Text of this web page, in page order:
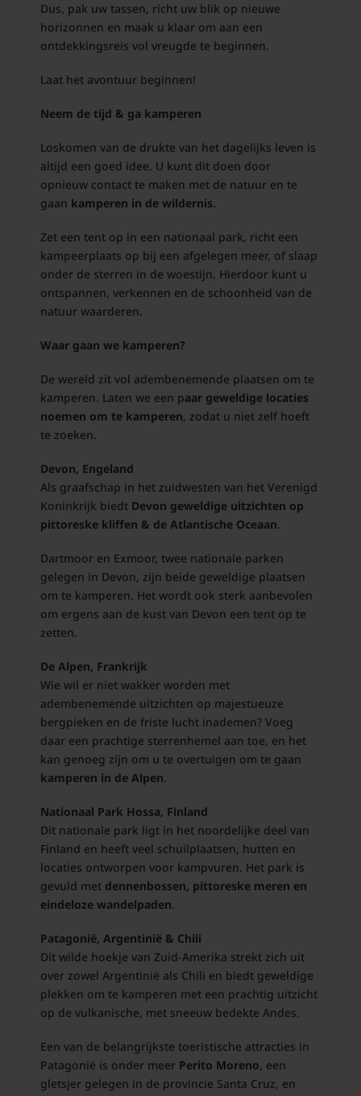
Dus, pak uw tassen, richt uw blik op nieuwe
horizonnen en maak u klaar om aan een
ontdekkingsreis vol vreugde te beginnen.
Laat het avontuur beginnen!
Neem de tijd & ga kamperen
Loskomen van de drukte van het dagelijks leven is
altijd een goed idee. U kunt dit doen door
opnieuw contact te maken met de natuur en te
gaan kamperen in de wildernis.
Zet een tent op in een nationaal park, richt een
kampeerplaats op bij een afgelegen meer, of slaap
onder de sterren in de woestijn. Hierdoor kunt u
ontspannen, verkennen en de schoonheid van de
natuur waarderen.
Waar gaan we kamperen?
De wereld zit vol adembenemende plaatsen om te
kamperen. Laten we een paar geweldige locaties
noemen om te kamperen, zodat u niet zelf hoeft
te zoeken.
Devon, Engeland
Als graafschap in het zuidwesten van het Verenigd
Koninkrijk biedt Devon geweldige uitzichten op
pittoreske kliffen & de Atlantische Oceaan.
Dartmoor en Exmoor, twee nationale parken
gelegen in Devon, zijn beide geweldige plaatsen
om te kamperen. Het wordt ook sterk aanbevolen
om ergens aan de kust van Devon een tent op te
zetten.
De Alpen, Frankrijk
Wie wil er niet wakker worden met
adembenemende uitzichten op majestueuze
bergpieken en de friste lucht inademen? Voeg
daar een prachtige sterrenhemel aan toe, en het
kan genoeg zijn om u te overtuigen om te gaan
kamperen in de Alpen.
Nationaal Park Hossa, Finland
Dit nationale park ligt in het noordelijke deel van
Finland en heeft veel schuilplaatsen, hutten en
locaties ontworpen voor kampvuren. Het park is
gevuld met dennenbossen, pittoreske meren en
eindeloze wandelpaden.
Patagonië, Argentinië & Chili
Dit wilde hoekje van Zuid-Amerika strekt zich uit
over zowel Argentinië als Chili en biedt geweldige
plekken om te kamperen met een prachtig uitzicht
op de vulkanische, met sneeuw bedekte Andes.
Een van de belangrijkste toeristische attracties in
Patagonië is onder meer Perito Moreno, een
gletsjer gelegen in de provincie Santa Cruz, en